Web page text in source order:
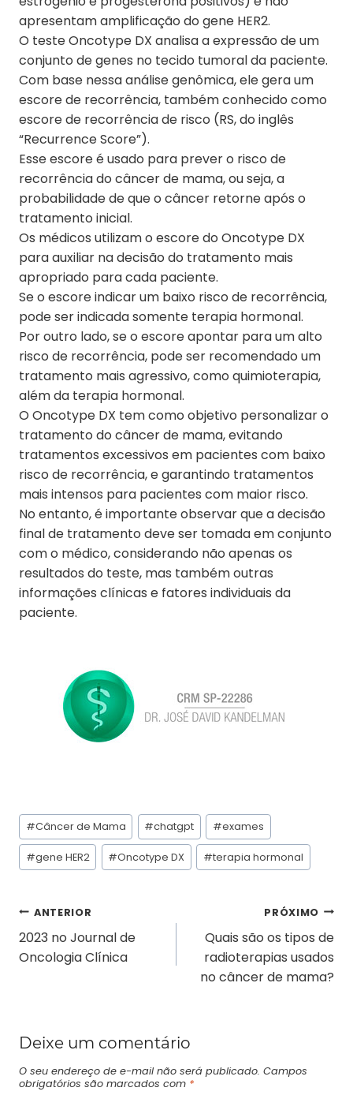
apresentam amplificação do gene HER2.
O teste Oncotype DX analisa a expressão de um
conjunto de genes no tecido tumoral da paciente.
Com base nessa análise genômica, ele gera um
escore de recorrência, também conhecido como
escore de recorrência de risco (RS, do inglês
“Recurrence Score”).
Esse escore é usado para prever o risco de
recorrência do câncer de mama, ou seja, a
probabilidade de que o câncer retorne após o
tratamento inicial.
Os médicos utilizam o escore do Oncotype DX
para auxiliar na decisão do tratamento mais
apropriado para cada paciente.
Se o escore indicar um baixo risco de recorrência,
pode ser indicada somente terapia hormonal.
Por outro lado, se o escore apontar para um alto
risco de recorrência, pode ser recomendado um
tratamento mais agressivo, como quimioterapia,
além da terapia hormonal.
O Oncotype DX tem como objetivo personalizar o
tratamento do câncer de mama, evitando
tratamentos excessivos em pacientes com baixo
risco de recorrência, e garantindo tratamentos
mais intensos para pacientes com maior risco.
No entanto, é importante observar que a decisão
final de tratamento deve ser tomada em conjunto
com o médico, considerando não apenas os
resultados do teste, mas também outras
informações clínicas e fatores individuais da
paciente.
#Câncer de Mama #chatgpt #exames
#gene HER2 #Oncotype DX #terapia hormonal
ANTERIOR
2023 no Journal de
Oncologia Clínica
PRÓXIMO
Quais são os tipos de
radioterapias usados
no câncer de mama?
Deixe um comentário
O seu endereço de e-mail não será publicado. Campos
obrigatórios são marcados com *